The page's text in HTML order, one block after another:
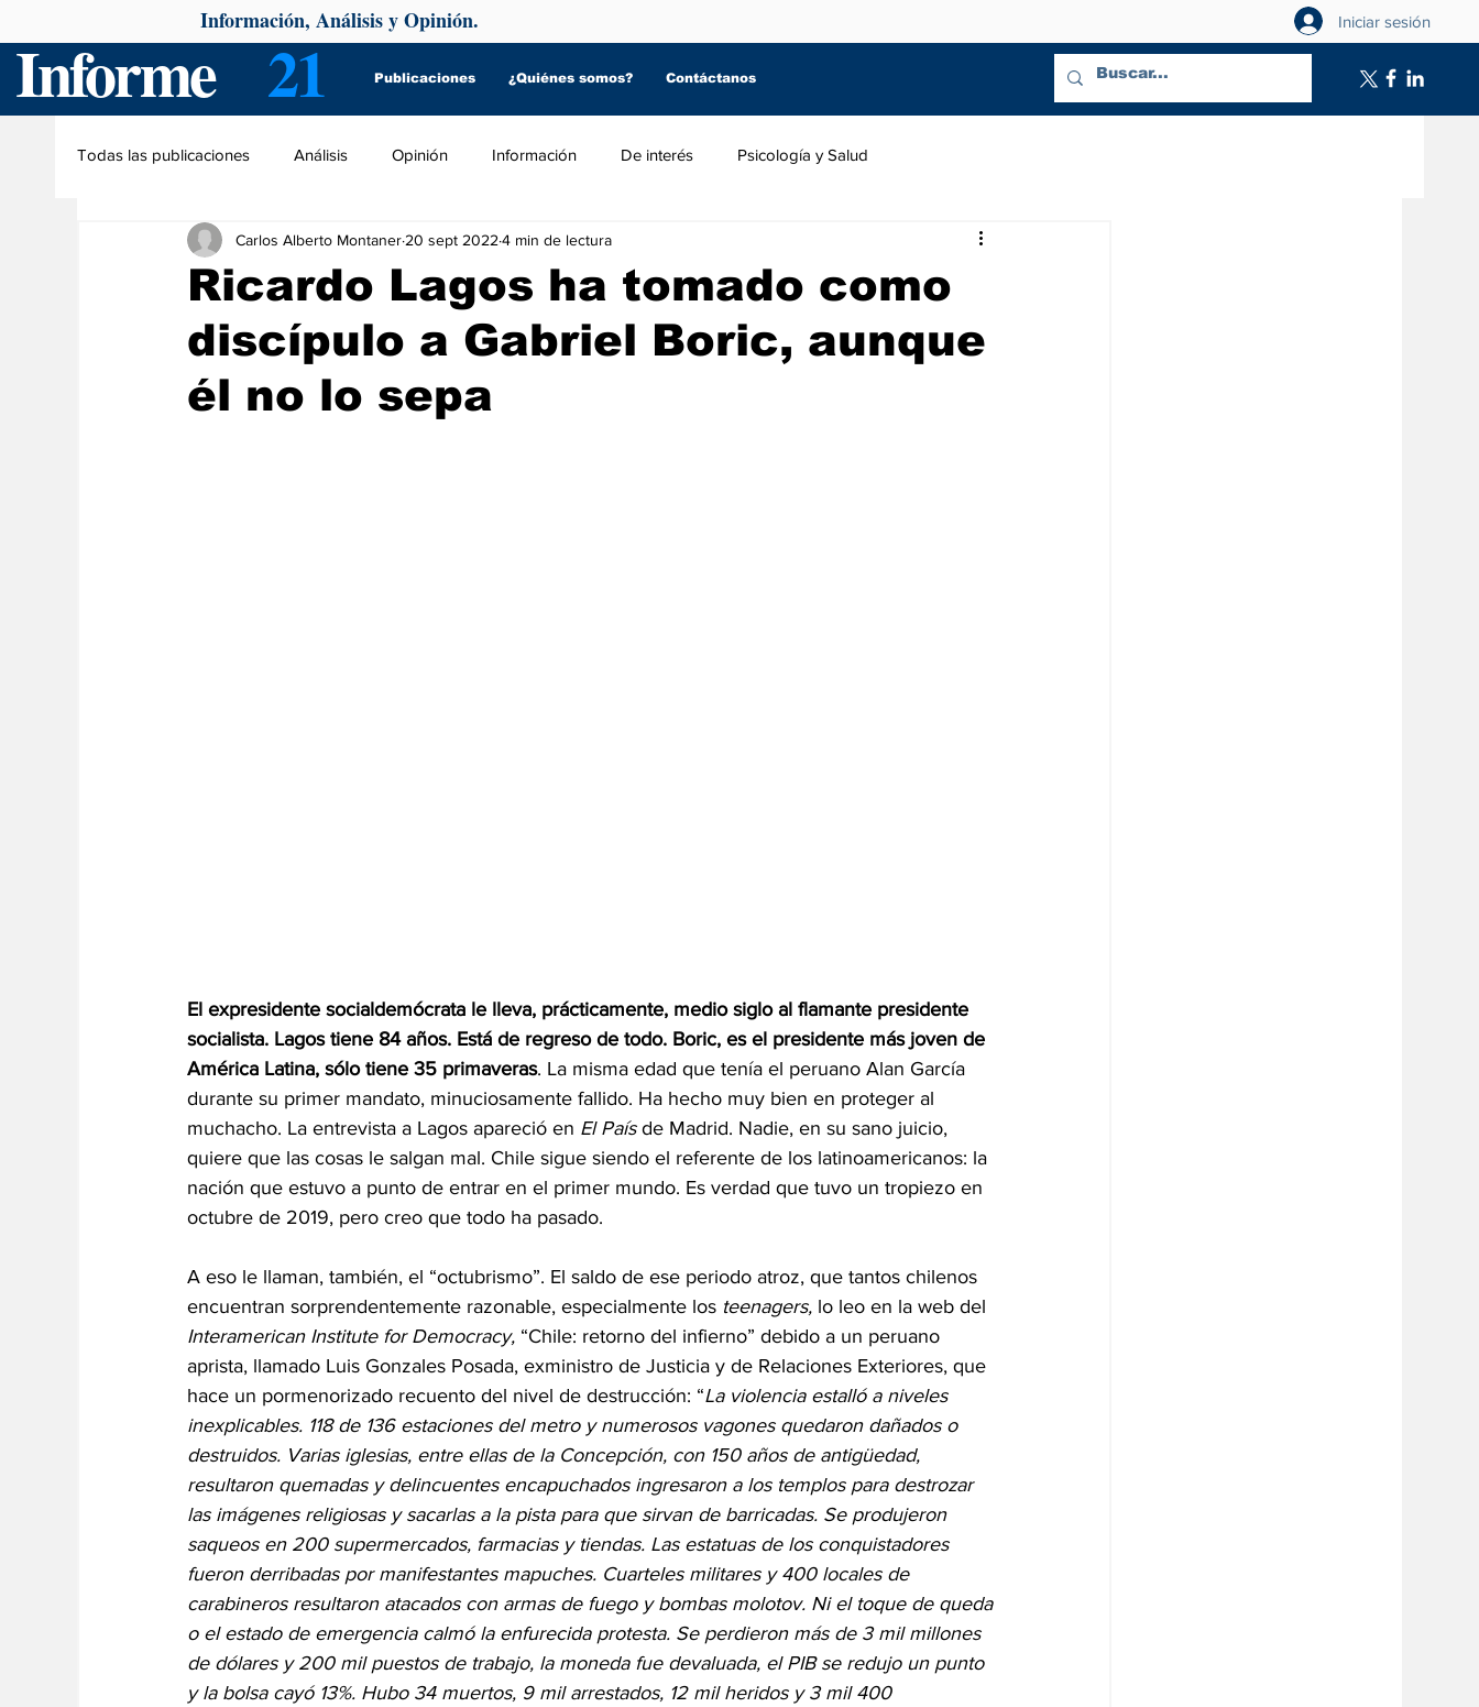
Informe 21 Publicaciones ¿Quiénes somos? Contáctanos
Información, Análisis y Opinión. Iniciar sesión
Todas las publicaciones Análisis Opinión Información De interés Psicología y Salud
Ricardo Lagos ha tomado como
discípulo a Gabriel Boric, aunque
él no lo sepa
Carlos Alberto Montaner 20 sept 2022 4 min de lectura
El expresidente socialdemócrata le lleva, prácticamente, medio siglo al flamante presidente
socialista. Lagos tiene 84 años. Está de regreso de todo. Boric, es el presidente más joven de
América Latina, sólo tiene 35 primaveras. La misma edad que tenía el peruano Alan García
durante su primer mandato, minuciosamente fallido. Ha hecho muy bien en proteger al
muchacho. La entrevista a Lagos apareció en El País de Madrid. Nadie, en su sano juicio,
quiere que las cosas le salgan mal. Chile sigue siendo el referente de los latinoamericanos: la
nación que estuvo a punto de entrar en el primer mundo. Es verdad que tuvo un tropiezo en
octubre de 2019, pero creo que todo ha pasado.
A eso le llaman, también, el “octubrismo”. El saldo de ese periodo atroz, que tantos chilenos
encuentran sorprendentemente razonable, especialmente los teenagers, lo leo en la web del
Interamerican Institute for Democracy, “Chile: retorno del infierno” debido a un peruano
aprista, llamado Luis Gonzales Posada, exministro de Justicia y de Relaciones Exteriores, que
hace un pormenorizado recuento del nivel de destrucción: “La violencia estalló a niveles
inexplicables. 118 de 136 estaciones del metro y numerosos vagones quedaron dañados o
destruidos. Varias iglesias, entre ellas de la Concepción, con 150 años de antigüedad,
resultaron quemadas y delincuentes encapuchados ingresaron a los templos para destrozar
las imágenes religiosas y sacarlas a la pista para que sirvan de barricadas. Se produjeron
saqueos en 200 supermercados, farmacias y tiendas. Las estatuas de los conquistadores
fueron derribadas por manifestantes mapuches. Cuarteles militares y 400 locales de
carabineros resultaron atacados con armas de fuego y bombas molotov. Ni el toque de queda
o el estado de emergencia calmó la enfurecida protesta. Se perdieron más de 3 mil millones
de dólares y 200 mil puestos de trabajo, la moneda fue devaluada, el PIB se redujo un punto
y la bolsa cayó 13%. Hubo 34 muertos, 9 mil arrestados, 12 mil heridos y 3 mil 400